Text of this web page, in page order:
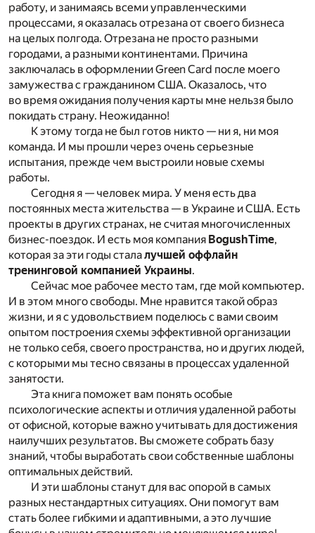
работу, и занимаясь всеми управленческими
процессами, я оказалась отрезана от своего бизнеса
на целых полгода. Отрезана не просто разными
городами, а разными континентами. Причина
заключалась в оформлении Green Card после моего
замужества с гражданином США. Оказалось, что
во время ожидания получения карты мне нельзя было
покидать страну. Неожиданно!
К этому тогда не был готов никто — ни я, ни моя
команда. И мы прошли через очень серьезные
испытания, прежде чем выстроили новые схемы
работы.
Сегодня я — человек мира. У меня есть два
постоянных места жительства — в Украине и США. Есть
проекты в других странах, не считая многочисленных
бизнес-поездок. И есть моя компания BogushTime,
которая за эти годы сталалучшей оффлайн
тренинговой компанией Украины.
Сейчас мое рабочее место там, где мой компьютер.
И в этом много свободы. Мне нравится такой образ
жизни, и я с удовольствием поделюсь с вами своим
опытом построения схемы эффективной организации
не только себя, своего пространства, но и других людей,
с которыми мы тесно связаны в процессах удаленной
занятости.
Эта книга поможет вам понять особые
психологические аспекты и отличия удаленной работы
от офисной, которые важно учитывать для достижения
наилучших результатов. Вы сможете собрать базу
знаний, чтобы выработать свои собственные шаблоны
оптимальных действий.
И эти шаблоны станут для вас опорой в самых
разных нестандартных ситуациях. Они помогут вам
стать более гибкими и адаптивными, а это лучшие